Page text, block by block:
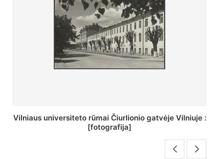
St. Batoro universiteto J. Pilsudskio kolegija :
[fotografija]